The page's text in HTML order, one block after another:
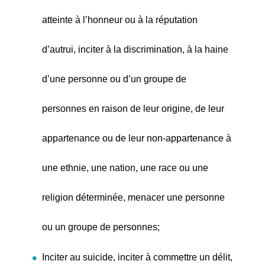
atteinte à l’honneur ou à la réputation
d’autrui, inciter à la discrimination, à la haine
d’une personne ou d’un groupe de
personnes en raison de leur origine, de leur
appartenance ou de leur non-appartenance à
une ethnie, une nation, une race ou une
religion déterminée, menacer une personne
ou un groupe de personnes;
Inciter au suicide, inciter à commettre un délit,